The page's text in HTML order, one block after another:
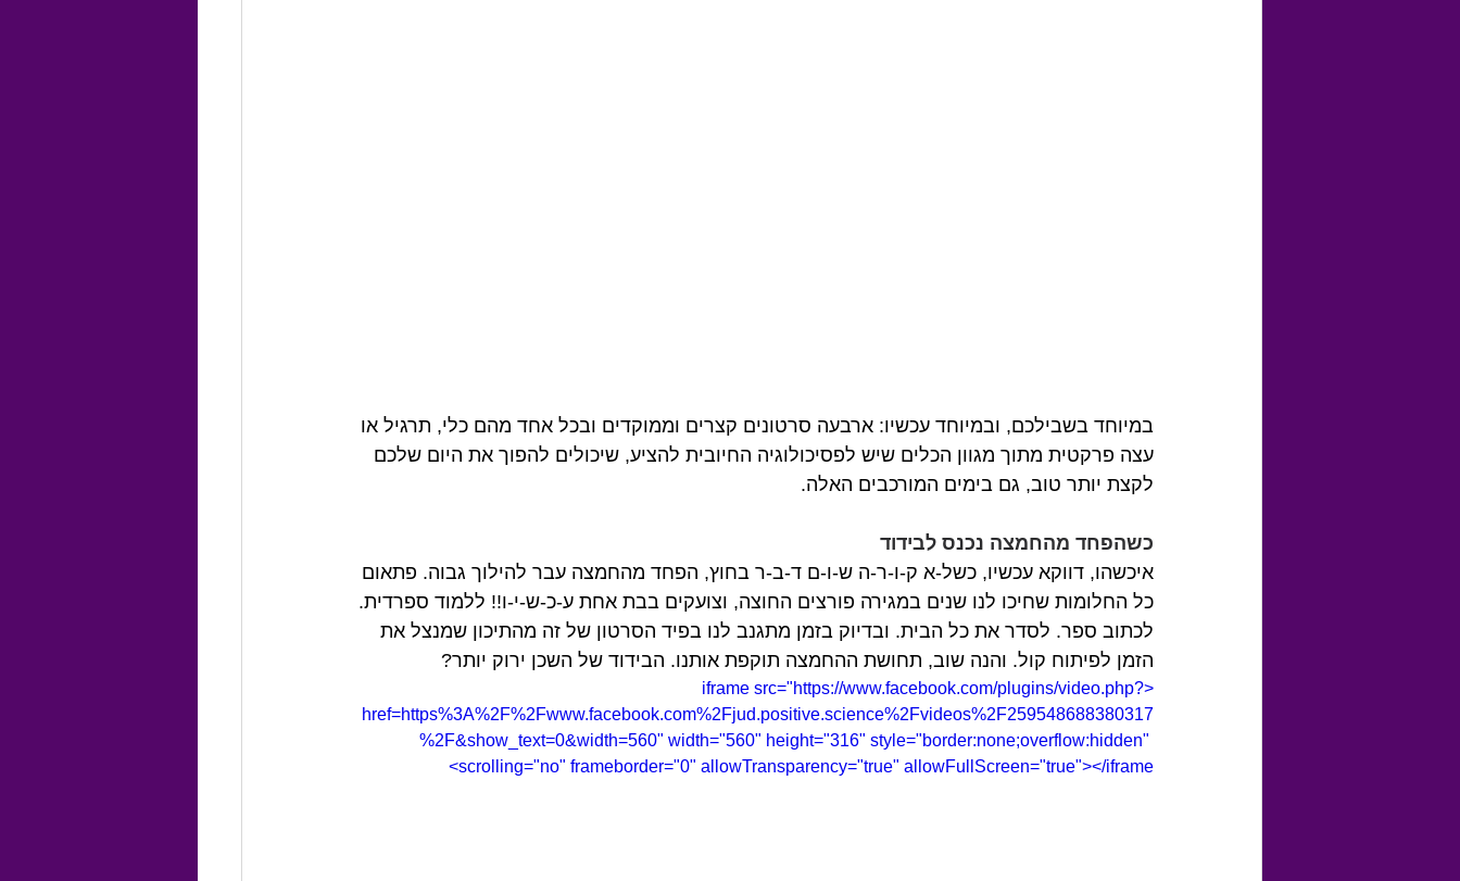
במיוחד בשבילכם, ובמיוחד עכשיו: ארבעה סרטונים קצרים וממוקדים ובכל אחד מהם כלי, תרגיל או
עצה פרקטית מתוך מגוון הכלים שיש לפסיכולוגיה החיובית להציע, שיכולים להפוך את היום שלכם
לקצת יותר טוב, גם בימים המורכבים האלה.
כשהפחד מהחמצה נכנס לבידוד
איכשהו, דווקא עכשיו, כשל-א ק-ו-ר-ה ש-ו-ם ד-ב-ר בחוץ, הפחד מהחמצה עבר להילוך גבוה. פתאום
כל החלומות שחיכו לנו שנים במגירה פורצים החוצה, וצועקים בבת אחת ע-כ-ש-י-ו!! ללמוד ספרדית.
לכתוב ספר. לסדר את כל הבית. ובדיוק בזמן מתגנב לנו בפיד הסרטון של זה מהתיכון שמנצל את
הזמן לפיתוח קול. והנה שוב, תחושת ההחמצה תוקפת אותנו. הבידוד של השכן ירוק יותר?
<iframe src="https://www.facebook.com/plugins/video.php?
href=https%3A%2F%2Fwww.facebook.com%2Fjud.positive.science%2Fvideos%2F259548688380317
%2F&show_text=0&width=560" width="560" height="316" style="border:none;overflow:hidden"
scrolling="no" frameborder="0" allowTransparency="true" allowFullScreen="true"></iframe>